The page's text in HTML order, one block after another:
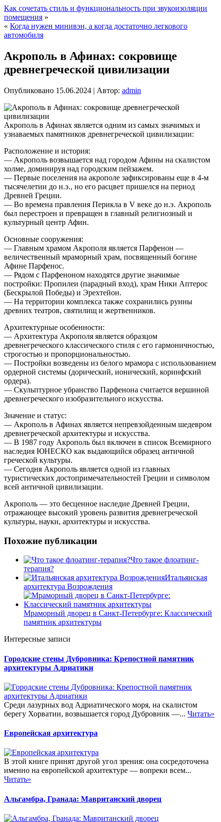
Как сочетать стиль и функциональность при звукоизоляции
помещения »
« Когда нужен минивэн, а когда достаточно легкового
автомобиля
Акрополь в Афинах: сокровище
древнегреческой цивилизации
Опубликовано 15.06.2024 | Автор: admin
Акрополь в Афинах является одним из самых значимых и
узнаваемых памятников древнегреческой цивилизации:
Расположение и история:
— Акрополь возвышается над городом Афины на скалистом
холме, доминируя над городским пейзажем.
— Первые поселения на акрополе зафиксированы еще в 4-м
тысячелетии до н.э., но его расцвет пришелся на период
Древней Греции.
— Во времена правления Перикла в V веке до н.э. Акрополь
был перестроен и превращен в главный религиозный и
культурный центр Афин.
Основные сооружения:
— Главным храмом Акрополя является Парфенон —
величественный мраморный храм, посвященный богине
Афине Парфенос.
— Рядом с Парфеноном находятся другие значимые
постройки: Пропилеи (парадный вход), храм Ники Аптерос
(Бескрылой Победы) и Эрехтейон.
— На территории комплекса также сохранились руины
древних театров, святилищ и жертвенников.
Архитектурные особенности:
— Архитектура Акрополя является образцом
древнегреческого классического стиля с его гармоничностью,
строгостью и пропорциональностью.
— Постройки возведены из белого мрамора с использованием
ордерной системы (дорический, ионический, коринфский
ордера).
— Скульптурное убранство Парфенона считается вершиной
древнегреческого изобразительного искусства.
Значение и статус:
— Акрополь в Афинах является непревзойденным шедевром
древнегреческой архитектуры и искусства.
— В 1987 году Акрополь был включен в список Всемирного
наследия ЮНЕСКО как выдающийся образец античной
греческой культуры.
— Сегодня Акрополь является одной из главных
туристических достопримечательностей Греции и символом
всей античной цивилизации.
Акрополь — это бесценное наследие Древней Греции,
отражающее высокий уровень развития древнегреческой
культуры, науки, архитектуры и искусства.
Похожие публикации
Что такое флоатинг-
терапия?
Итальянская
архитектура Возрождения
Мраморный дворец в Санкт-Петербурге: Классический
памятник архитектуры
Интересные записи
Городские стены Дубровника: Крепостной памятник
архитектуры Адриатики
Среди лазурных вод Адриатического моря, на скалистом
берегу Хорватии, возвышается город Дубровник —... Читать»
Европейская архитектура
В этой книге принят другой угол зрения: она сосредоточена
именно на европейской архитектуре — вопреки всем...
Читать»
Альгамбра, Гранада: Мавританский дворец